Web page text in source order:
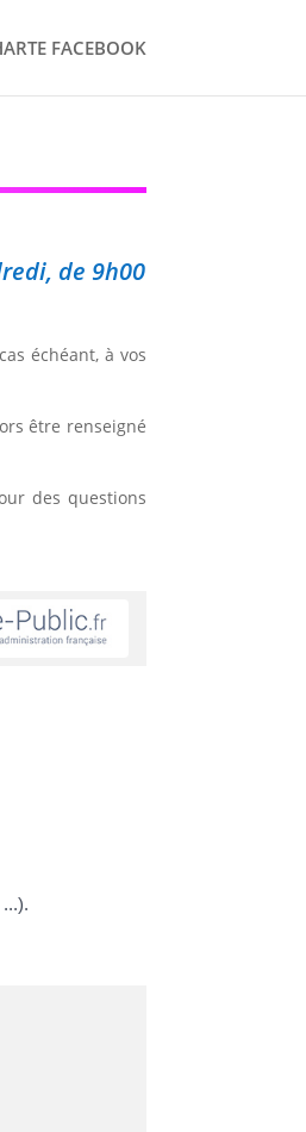
FACEBOOK
de 9h00
échéant, à vos
être renseigné
des questions